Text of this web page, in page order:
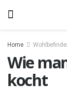
Home
Wie
kocht